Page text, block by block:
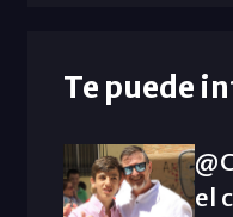
Te puede
el